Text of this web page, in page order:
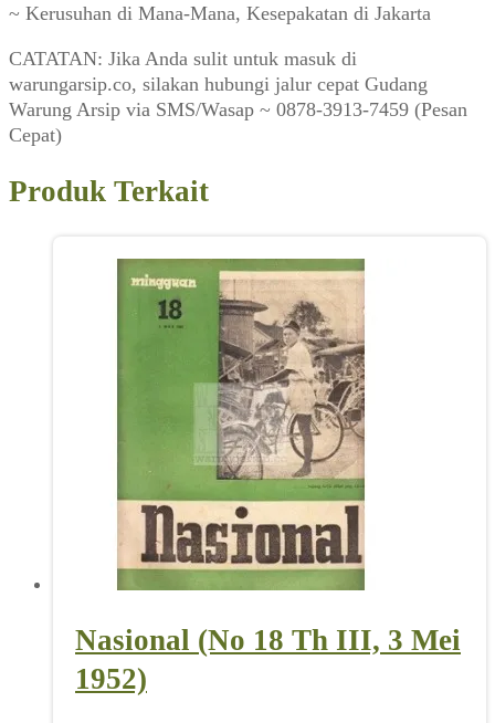
~ Kerusuhan di Mana-Mana, Kesepakatan di Jakarta
CATATAN: Jika Anda sulit untuk masuk di
warungarsip.co, silakan hubungi jalur cepat Gudang
Warung Arsip via SMS/Wasap ~ 0878-3913-7459 (Pesan
Cepat)
Produk Terkait
Nasional (No 18 Th III, 3 Mei
1952)